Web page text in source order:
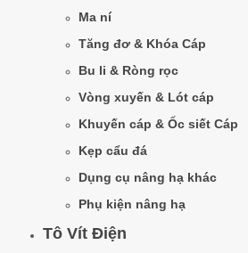
Ma ní
Tăng đơ & Khóa Cáp
Bu li & Ròng rọc
Vòng xuyến & Lót cáp
Khuyến cáp & Ốc siết Cáp
Kẹp cẩu đá
Dụng cụ nâng hạ khác
Phụ kiện nâng hạ
Tô Vít Điện